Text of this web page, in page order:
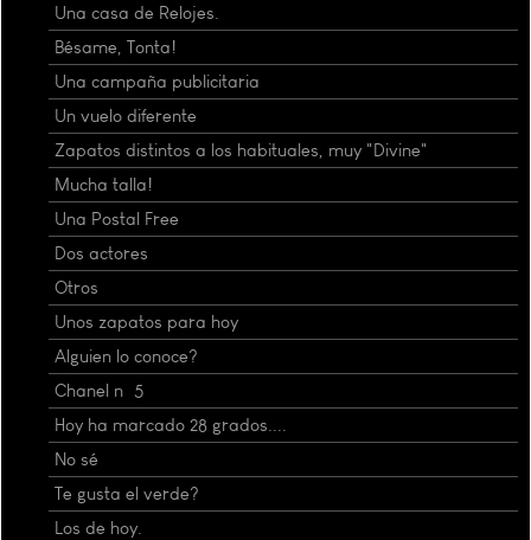
Una casa de Relojes.
Bésame, Tonta!
Una campaña publicitaria
Un vuelo diferente
Zapatos distintos a los habituales, muy "Divine"
Mucha talla!
Una Postal Free
Dos actores
Otros
Unos zapatos para hoy
Alguien lo conoce?
Chanel nº 5
Hoy ha marcado 28 grados....
No sé
Te gusta el verde?
Los de hoy.